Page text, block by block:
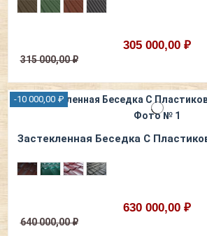
305 000,00 ₽
315 000,00 ₽
-10 000,00 ₽
Застекленная Беседка С
630 000,00 ₽
640 000,00 ₽